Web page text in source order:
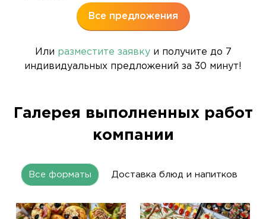
Все предложения
Или разместите заявкуи получите до 7
индивидуальных предложений за 30 минут!
Галерея выполненных работ
компании
Все форматы Доставка блюд и напитков